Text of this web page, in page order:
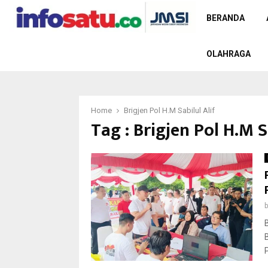
BERANDA
OLAHRAGA
Home Brigjen Pol H.M Sabilul Alif
Tag : Brigjen Pol H.M